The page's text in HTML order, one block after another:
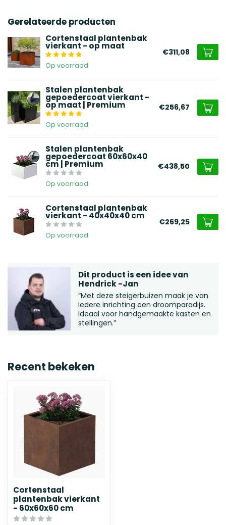
Gerelateerde producten
Cortenstaal plantenbak
vierkant - op maat
Op voorraad
€311,08
Stalen plantenbak
gepoedercoat vierkant -
op maat | Premium
Op voorraad
€256,67
Stalen plantenbak
gepoedercoat 60x60x40
cm | Premium
Op voorraad
€438,50
Cortenstaal plantenbak
vierkant - 40x40x40 cm
Op voorraad
€269,25
Dit product is een idee van
Hendrick -Jan
“Met deze steigerbuizen maak je van
iedere inrichting een droomparadijs.
Ideaal voor handgemaakte kasten en
stellingen.”
Recent bekeken
Cortenstaal
plantenbak vierkant
- 60x60x60 cm